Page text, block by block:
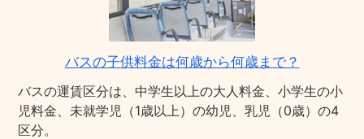
バスの子供料金は何歳から何歳まで？
バスの運賃区分は、中学生以上の大人料金、小学生の小
児料金、未就学児（1歳以上）の幼児、乳児（0歳）の4
区分。